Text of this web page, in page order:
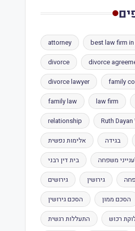
attorney best law firm in
divorce divorce
divorce lawyer family
family law law firm
relationship Ruth
אלימות נפשית בגידה
בית דין רבני משפחה
גירושים גירושין
הסכם גירושין הסכם ממון
התעללות רגשית רכוש